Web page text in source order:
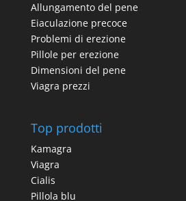
Allungamento del pene
Eiaculazione precoce
Problemi di erezione
Pillole per erezione
Dimensioni del pene
Viagra prezzi
Top prodotti
Kamagra
Viagra
Cialis
Pillola blu